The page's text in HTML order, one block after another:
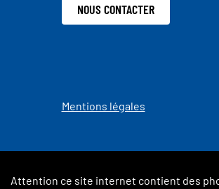
NOUS CONTACTER
Mentions légales
Attention ce site internet contient des